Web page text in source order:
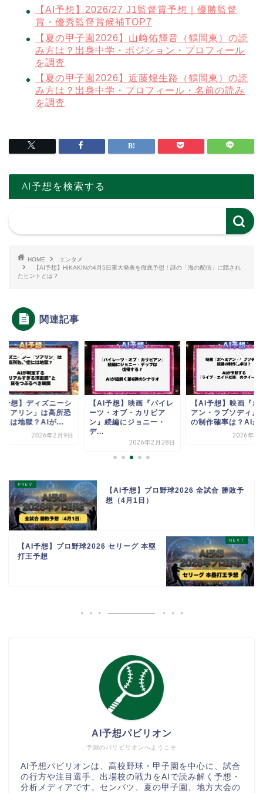
【AI予想】2026/27 J1監督賞予想｜優勝監督
賞・優秀監督賞候補TOP7
【夏の甲子園2026】山﨑佑輝音（鶴岡東）の読
み方は？出身中学・ポジション・プロフィール
を調査
【夏の甲子園2026】近藤煌生路（鶴岡東）の読
み方は？出身中学・プロフィール・名前の読み
を調査
AI予想を検索する
HOME
エンタメ
【AI予想】HIKAKINの4月5日重大発表を徹底予想！謎の「海の配信」に隠され
たヒントとは？
関連記事
予想】ディズニーシ
ソアリン」は高所恐
には地獄？AIが...
2026年2月9日
【AI予想】映画『パイレ
ーツ・オブ・カリビア
ン』続編にジョニー・
デ...
2026年2月28日
【AI予想】映画『ボ
アン・ラプソディ』
の制作確率は？AIが
2026年3
【AI予想】プロ野球2026 全試合 勝敗予
想（4月1日）
【AI予想】プロ野球2026 セリーグ 本塁
打王予想
予測のパリビリオンへようこそ
AI予想パビリオン
AI予想パビリオンは、高校野球・甲子園を中心に、試合
の行方や注目選手、出場校の戦力をAIで読み解く予想・
分析メディアです。センバツ、夏の甲子園、地方大会の